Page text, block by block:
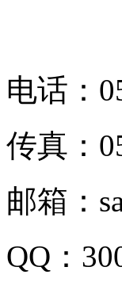
电话：
传真：
邮箱：
QQ：